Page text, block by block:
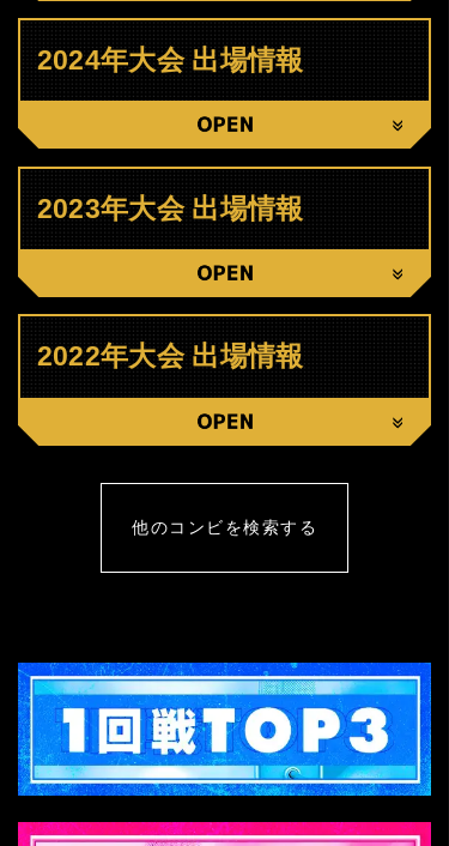
2024年大会 出場情報
2023年大会 出場情報
2022年大会 出場情報
他のコンビを検索する